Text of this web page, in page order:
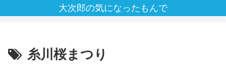
大次郎の気になったもんで
糸川桜まつり